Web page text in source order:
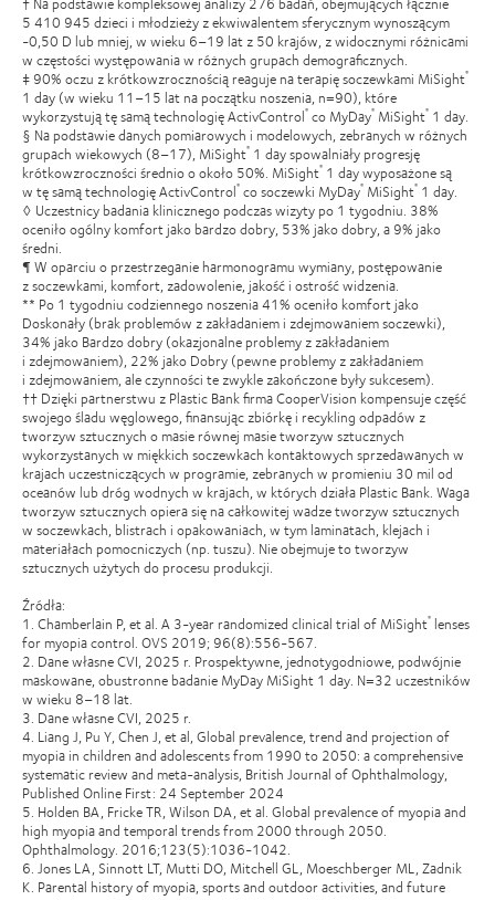
5 410 945 dzieci i młodzieży z ekwiwalentem sferycznym wynoszącym
-0,50 D lub mniej, w wieku 6–19 lat z 50 krajów, z widocznymi różnicami
w częstości występowania w różnych grupach demograficznych.
‡ 90% oczu z krótkowzrocznością reaguje na terapię soczewkami MiSight®
1 day (w wieku 11–15 lat na początku noszenia, n=90), które
wykorzystują tę samą technologię ActivControl® co MyDay® MiSight® 1 day.
§ Na podstawie danych pomiarowych i modelowych, zebranych w różnych
grupach wiekowych (8–17), MiSight® 1 day spowalniały progresję
krótkowzroczności średnio o około 50%. MiSight® 1 day wyposażone są
w tę samą technologię ActivControl® co soczewki MyDay® MiSight® 1 day.
◊ Uczestnicy badania klinicznego podczas wizyty po 1 tygodniu. 38%
oceniło ogólny komfort jako bardzo dobry, 53% jako dobry, a 9% jako
średni.
¶ W oparciu o przestrzeganie harmonogramu wymiany, postępowanie
z soczewkami, komfort, zadowolenie, jakość i ostrość widzenia.
** Po 1 tygodniu codziennego noszenia 41% oceniło komfort jako
Doskonały (brak problemów z zakładaniem i zdejmowaniem soczewki),
34% jako Bardzo dobry (okazjonalne problemy z zakładaniem
i zdejmowaniem), 22% jako Dobry (pewne problemy z zakładaniem
i zdejmowaniem, ale czynności te zwykle zakończone były sukcesem).
†† Dzięki partnerstwu z Plastic Bank firma CooperVision kompensuje część
swojego śladu węglowego, finansując zbiórkę i recykling odpadów z
tworzyw sztucznych o masie równej masie tworzyw sztucznych
wykorzystanych w miękkich soczewkach kontaktowych sprzedawanych w
krajach uczestniczących w programie, zebranych w promieniu 30 mil od
oceanów lub dróg wodnych w krajach, w których działa Plastic Bank. Waga
tworzyw sztucznych opiera się na całkowitej wadze tworzyw sztucznych
w soczewkach, blistrach i opakowaniach, w tym laminatach, klejach i
materiałach pomocniczych (np. tuszu). Nie obejmuje to tworzyw
sztucznych użytych do procesu produkcji.
Źródła:
1. Chamberlain P, et al. A 3-year randomized clinical trial of MiSight® lenses
for myopia control. OVS 2019; 96(8):556-567.
2. Dane własne CVI, 2025 r. Prospektywne, jednotygodniowe, podwójnie
maskowane, obustronne badanie MyDay MiSight 1 day. N=32 uczestników
w wieku 8–18 lat.
3. Dane własne CVI, 2025 r.
4. Liang J, Pu Y, Chen J, et al, Global prevalence, trend and projection of
myopia in children and adolescents from 1990 to 2050: a comprehensive
systematic review and meta-analysis, British Journal of Ophthalmology,
Published Online First: 24 September 2024
5. Holden BA, Fricke TR, Wilson DA, et al. Global prevalence of myopia and
high myopia and temporal trends from 2000 through 2050.
Ophthalmology. 2016;123(5):1036-1042.
6. Jones LA, Sinnott LT, Mutti DO, Mitchell GL, Moeschberger ML, Zadnik
K. Parental history of myopia, sports and outdoor activities, and future